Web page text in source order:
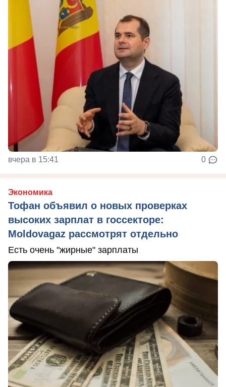
вчера в 15:41 0
Экономика
Тофан объявил о новых проверках
высоких зарплат в госсекторе:
Moldovagaz рассмотрят отдельно
Есть очень "жирные" зарплаты